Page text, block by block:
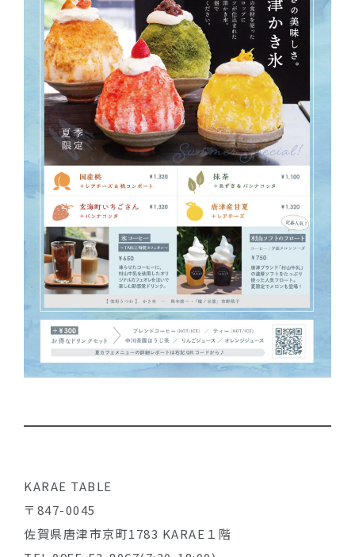
KARAE TABLE
〒847-0045
佐賀県唐津市京町1783 KARAE１階